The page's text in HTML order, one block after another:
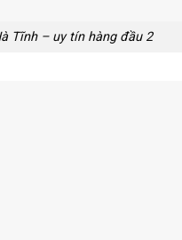
Tĩnh – uy tín hàng đầu 2